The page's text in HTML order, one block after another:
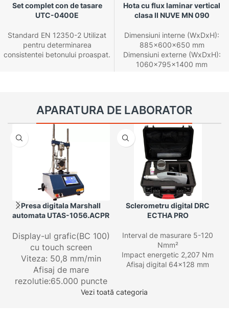
Set complet con de tasare
UTC-0400E
Standard EN 12350-2 Utilizat
pentru determinarea
consistentei betonului proaspat.
Hota cu flux laminar vertical
clasa II NUVE MN 090
Dimensiuni interne (WxDxH):
885x600x650 mm
Dimensiuni externe (WxDxH):
1060x795x1400 mm
APARATURA DE LABORATOR
Presa digitala Marshall
automata UTAS-1056.ACPR
Display-ul grafic(BC 100)
cu touch screen
Viteza: 50,8 mm/min
Afisaj de mare
rezolutie:65.000 puncte
Sclerometru digital DRC
ECTHA PRO
Interval de masurare 5-120
Nmm²
Impact energetic 2,207 Nm
Afisaj digital 64×128 mm
Vezi toată categoria